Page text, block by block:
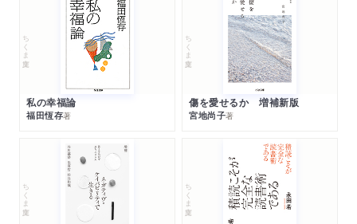
ちくま文庫
私の幸福論
福田恆存著
ちくま文庫
傷を愛せるか 増補新版
宮地尚子著
ちくま文庫 ちくま文庫